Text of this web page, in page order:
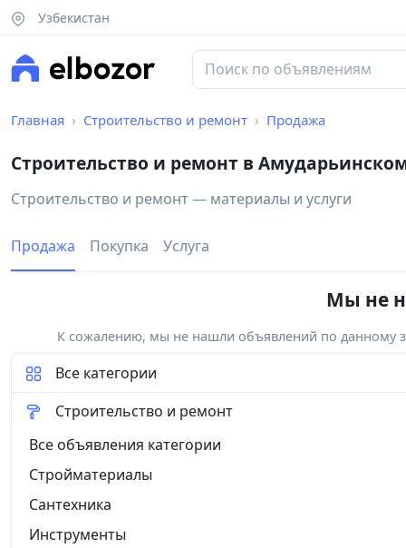
Узбекистан
Главная Строительство и ремонт Продажа
Строительство и ремонт в
Строительство и ремонт — материалы и услуги
Продажа Покупка Услуга
Мы не
К сожалению, мы не нашли объявлений по данному
Все категории
Строительство и ремонт
Все объявления категории
Стройматериалы
Сантехника
Инструменты